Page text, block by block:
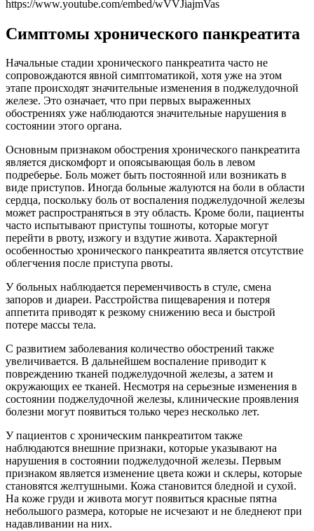
https://www.youtube.com/embed/wVVJiajmVas
Симптомы хронического панкреатита
Начальные стадии хронического панкреатита часто не
сопровождаются явной симптоматикой, хотя уже на этом
этапе происходят значительные изменения в поджелудочной
железе. Это означает, что при первых выраженных
обострениях уже наблюдаются значительные нарушения в
состоянии этого органа.
Основным признаком обострения хронического панкреатита
является дискомфорт и опоясывающая боль в левом
подреберье. Боль может быть постоянной или возникать в
виде приступов. Иногда больные жалуются на боли в области
сердца, поскольку боль от воспаления поджелудочной железы
может распространяться в эту область. Кроме боли, пациенты
часто испытывают приступы тошноты, которые могут
перейти в рвоту, изжогу и вздутие живота. Характерной
особенностью хронического панкреатита является отсутствие
облегчения после приступа рвоты.
У больных наблюдается переменчивость в стуле, смена
запоров и диареи. Расстройства пищеварения и потеря
аппетита приводят к резкому снижению веса и быстрой
потере массы тела.
С развитием заболевания количество обострений также
увеличивается. В дальнейшем воспаление приводит к
повреждению тканей поджелудочной железы, а затем и
окружающих ее тканей. Несмотря на серьезные изменения в
состоянии поджелудочной железы, клинические проявления
болезни могут появиться только через несколько лет.
У пациентов с хроническим панкреатитом также
наблюдаются внешние признаки, которые указывают на
нарушения в состоянии поджелудочной железы. Первым
признаком является изменение цвета кожи и склеры, которые
становятся желтушными. Кожа становится бледной и сухой.
На коже груди и живота могут появиться красные пятна
небольшого размера, которые не исчезают и не бледнеют при
надавливании на них.